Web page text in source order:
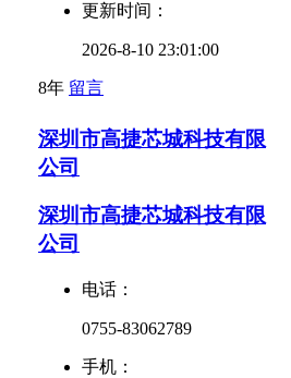
更新时间：
2026-8-10 23:01:00
8年 留言
深圳市高捷芯城科技有限
公司
深圳市高捷芯城科技有限
公司
电话：
0755-83062789
手机：